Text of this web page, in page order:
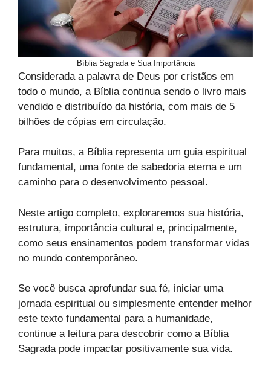
Bíblia Sagrada e Sua Importância
Considerada a palavra de Deus por cristãos em
todo o mundo, a Bíblia continua sendo o livro mais
vendido e distribuído da história, com mais de 5
bilhões de cópias em circulação.
Para muitos, a Bíblia representa um guia espiritual
fundamental, uma fonte de sabedoria eterna e um
caminho para o desenvolvimento pessoal.
Neste artigo completo, exploraremos sua história,
estrutura, importância cultural e, principalmente,
como seus ensinamentos podem transformar vidas
no mundo contemporâneo.
Se você busca aprofundar sua fé, iniciar uma
jornada espiritual ou simplesmente entender melhor
este texto fundamental para a humanidade,
continue a leitura para descobrir como a Bíblia
Sagrada pode impactar positivamente sua vida.